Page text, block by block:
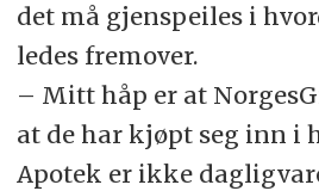
det må gjenspeiles i
ledes fremover.
– Mitt håp er at
at de har kjøpt seg inn i
Apotek er ikke